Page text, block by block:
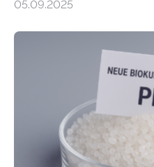
– nur eine Atomlage dick,
Sensoren,
Solarzellen. Eine neue
noch auf ein neues Level:
Forschende an der
mit Kollegen aus
Schweiz direkt beobachtet,
05.09.2025